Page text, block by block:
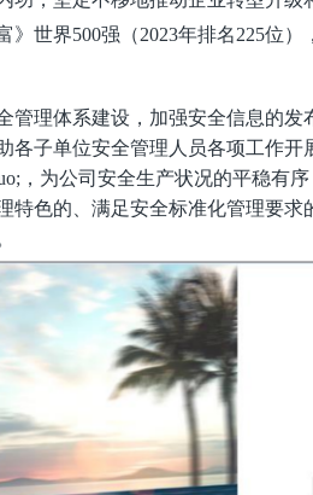
》世界500强（2023年排名225位
管理体系建设，加强安全信息的
各子单位安全管理人员各项工作开
，为公司安全生产状况的平稳有
特色的、满足安全标准化管理要